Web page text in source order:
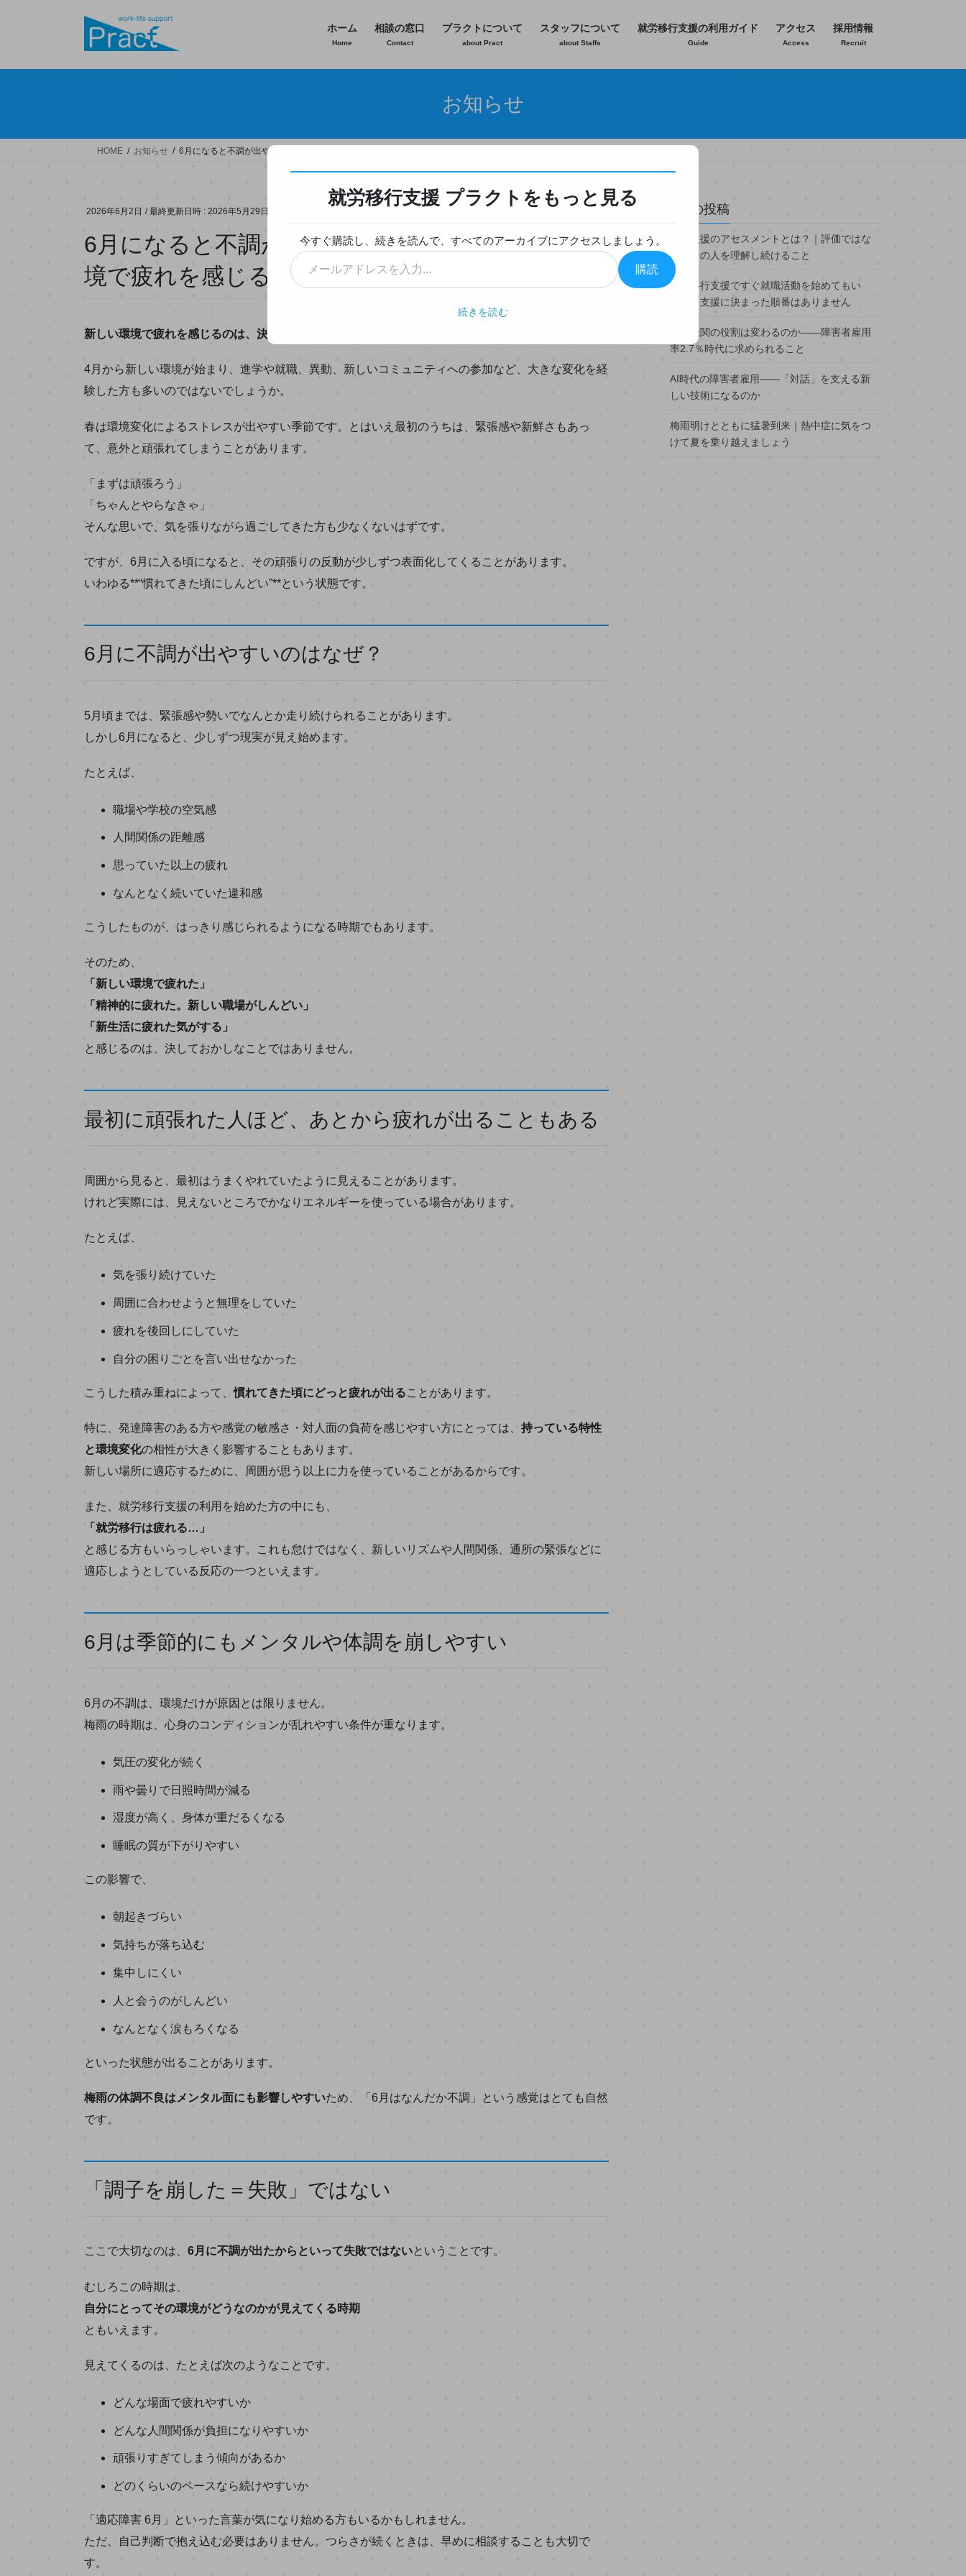
ホーム
Home
相談の窓口
Contact
プラクトについて
about Pract
スタッフについて
about Staffs
就労移行支援の利用ガイド
Guide
アクセス
Access
採用情報
Recruit
お知らせ
HOME お知らせ 6月になると不調が出やすいのはなぜ？新しい環境で疲れを感じる理由
2026年6月2日 / 最終更新日時 : 2026年5月29日 お知らせ
6月になると不調が出やすいのはなぜ？新しい環
境で疲れを感じる理由
新しい環境で疲れを感じるのは、決して珍しいことではありません
4月から新しい環境が始まり、進学や就職、異動、新しいコミュニティへの参加など、大きな変化を経
験した方も多いのではないでしょうか。
春は環境変化によるストレスが出やすい季節です。とはいえ最初のうちは、緊張感や新鮮さもあっ
て、意外と頑張れてしまうことがあります。
「まずは頑張ろう」
「ちゃんとやらなきゃ」
そんな思いで、気を張りながら過ごしてきた方も少なくないはずです。
ですが、6月に入る頃になると、その頑張りの反動が少しずつ表面化してくることがあります。
いわゆる**“慣れてきた頃にしんどい”**という状態です。
6月に不調が出やすいのはなぜ？
5月頃までは、緊張感や勢いでなんとか走り続けられることがあります。
しかし6月になると、少しずつ現実が見え始めます。
たとえば、
職場や学校の空気感
人間関係の距離感
思っていた以上の疲れ
なんとなく続いていた違和感
こうしたものが、はっきり感じられるようになる時期でもあります。
そのため、
「新しい環境で疲れた」
「精神的に疲れた。新しい職場がしんどい」
「新生活に疲れた気がする」
と感じるのは、決しておかしなことではありません。
最初に頑張れた人ほど、あとから疲れが出ることもある
周囲から見ると、最初はうまくやれていたように見えることがあります。
けれど実際には、見えないところでかなりエネルギーを使っている場合があります。
たとえば、
気を張り続けていた
周囲に合わせようと無理をしていた
疲れを後回しにしていた
自分の困りごとを言い出せなかった
こうした積み重ねによって、慣れてきた頃にどっと疲れが出ることがあります。
特に、発達障害のある方や感覚の敏感さ・対人面の負荷を感じやすい方にとっては、 持っている特性
と環境変化の相性が大きく影響することもあります。
新しい場所に適応するために、周囲が思う以上に力を使っていることがあるからです。
また、就労移行支援の利用を始めた方の中にも、
「就労移行は疲れる…」
と感じる方もいらっしゃいます。これも怠けではなく、新しいリズムや人間関係、通所の緊張などに
適応しようとしている反応の一つといえます。
6月は季節的にもメンタルや体調を崩しやすい
6月の不調は、環境だけが原因とは限りません。
梅雨の時期は、心身のコンディションが乱れやすい条件が重なります。
気圧の変化が続く
雨や曇りで日照時間が減る
湿度が高く、身体が重だるくなる
睡眠の質が下がりやすい
この影響で、
朝起きづらい
気持ちが落ち込む
集中しにくい
人と会うのがしんどい
なんとなく涙もろくなる
といった状態が出ることがあります。
梅雨の体調不良はメンタル面にも影響しやすいため、「6月はなんだか不調」という感覚はとても自然
です。
「調子を崩した＝失敗」ではない
ここで大切なのは、 6月に不調が出たからといって失敗ではないということです。
むしろこの時期は、
自分にとってその環境がどうなのかが見えてくる時期
ともいえます。
見えてくるのは、たとえば次のようなことです。
どんな場面で疲れやすいか
どんな人間関係が負担になりやすいか
頑張りすぎてしまう傾向があるか
どのくらいのペースなら続けやすいか
「適応障害 6月」といった言葉が気になり始める方もいるかもしれません。
ただ、自己判断で抱え込む必要はありません。つらさが続くときは、早めに相談することも大切で
す。
最近の投稿
就労支援のアセスメントとは？｜評価ではな
く、その人を理解し続けること
就労移行支援ですぐ就職活動を始めてもい
い？｜支援に決まった順番はありません
支援機関の役割は変わるのか――障害者雇用
率2.7％時代に求められること
AI時代の障害者雇用――「対話」を支える新
しい技術になるのか
梅雨明けとともに猛暑到来｜熱中症に気をつ
けて夏を乗り越えましょう
就労移行支援 プラクトをもっと見る
今すぐ購読し、続きを読んで、すべてのアーカイブにアクセスしましょう。
メ
ー
ド
レ
ス
入
力...
購読
続きを読む